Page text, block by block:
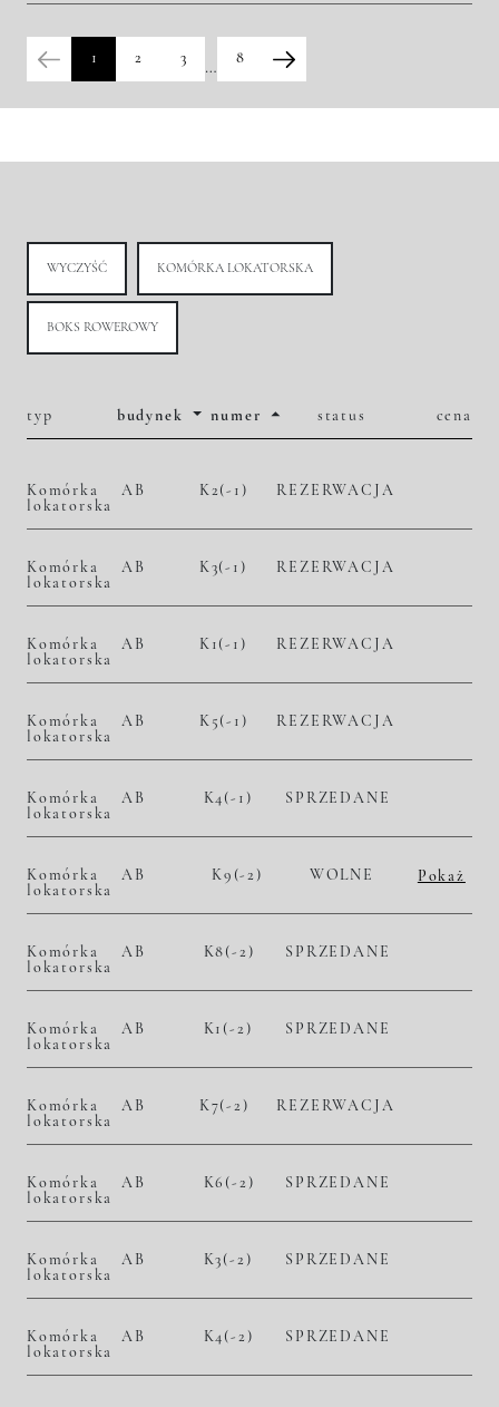
1 2 3
…
8
WYCZYŚĆ KOMÓRKA LOKATORSKA
BOKS ROWEROWY
typ budynek numer status cena
Komórka
lokatorska
AB K2(-1) REZERWACJA
Komórka
lokatorska
AB K3(-1) REZERWACJA
Komórka
lokatorska
AB K1(-1) REZERWACJA
Komórka
lokatorska
AB K5(-1) REZERWACJA
Komórka
lokatorska
AB K4(-1) SPRZEDANE
Komórka
lokatorska
AB K9(-2) WOLNE
Pokaż
Komórka
lokatorska
AB K8(-2) SPRZEDANE
Komórka
lokatorska
AB K1(-2) SPRZEDANE
Komórka
lokatorska
AB K7(-2) REZERWACJA
Komórka
lokatorska
AB K6(-2) SPRZEDANE
Komórka
lokatorska
AB K3(-2) SPRZEDANE
Komórka
lokatorska
AB K4(-2) SPRZEDANE